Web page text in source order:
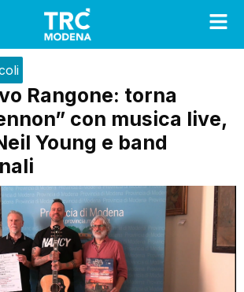
Rangone: torna
con musica live,
Young e band